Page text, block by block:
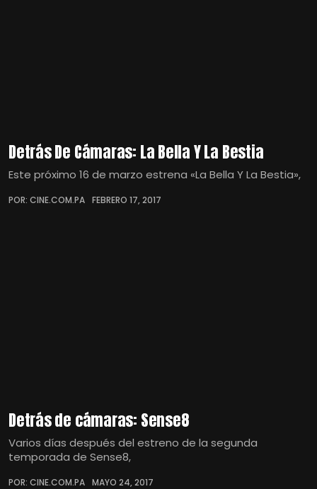
Detrás De Cámaras: La Bella Y La Bestia
Este próximo 16 de marzo estrena «La Bella Y La Bestia»,
POR: CINE.COM.PA FEBRERO 17, 2017
Detrás de cámaras: Sense8
Varios días después del estreno de la segunda
temporada de Sense8,
POR: CINE.COM.PA MAYO 24, 2017